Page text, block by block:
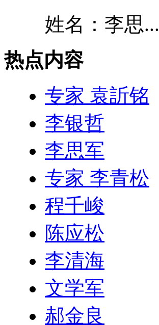
姓名：李思...
热点内容
专家 袁訢铭
李银哲
李思军
专家 李青松
程千峻
陈应松
李清海
文学军
郝金良